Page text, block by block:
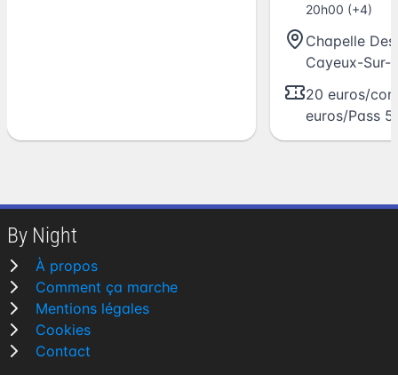
20h00 (+4)
Chapelle
Cayeux-Sur-
20 euros/
euros/Pass
By Night
À propos
Comment ça marche
Mentions légales
Cookies
Contact